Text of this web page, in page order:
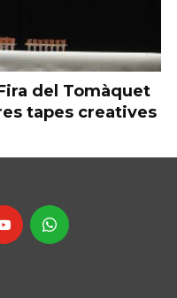
del Tomàquet
tapes creatives